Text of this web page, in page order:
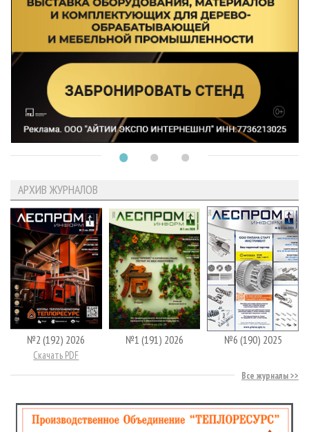
АРХИВ ЖУРНАЛОВ
№2 (192) 2026
Скачать PDF
№1 (191) 2026 №6 (190) 2025
Все журналы